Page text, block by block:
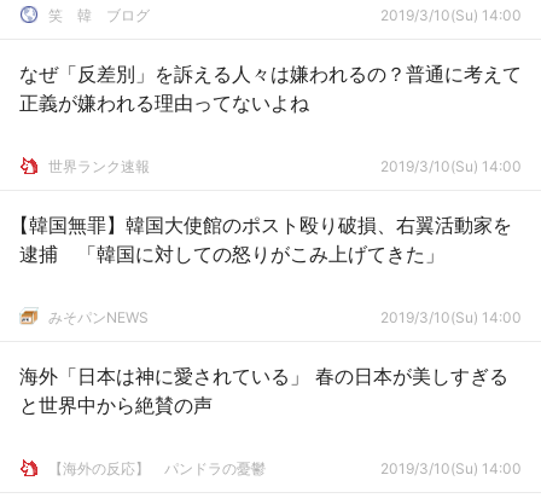
笑 韓 ブログ 2019/3/10(Su) 14:00
なぜ「反差別」を訴える人々は嫌われるの？普通に考えて
正義が嫌われる理由ってないよね
世界ランク速報 2019/3/10(Su) 14:00
【韓国無罪】韓国大使館のポスト殴り破損、右翼活動家を
逮捕 「韓国に対しての怒りがこみ上げてきた」
みそパンNEWS 2019/3/10(Su) 14:00
海外「日本は神に愛されている」 春の日本が美しすぎる
と世界中から絶賛の声
【海外の反応】 パンドラの憂鬱 2019/3/10(Su) 14:00